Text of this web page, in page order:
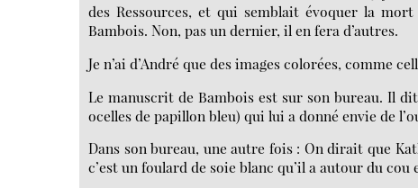
des Ressources, et qui semblait évoquer la mort
Bambois. Non, pas un dernier, il en fera d’autres.
Je n’ai d’André que des images colorées, comme
Le manuscrit de Bambois est sur son bureau. Il
ocelles de papillon bleu) qui lui a donné envie de
Dans son bureau, une autre fois : On dirait que
c’est un foulard de soie blanc qu’il a autour du cou